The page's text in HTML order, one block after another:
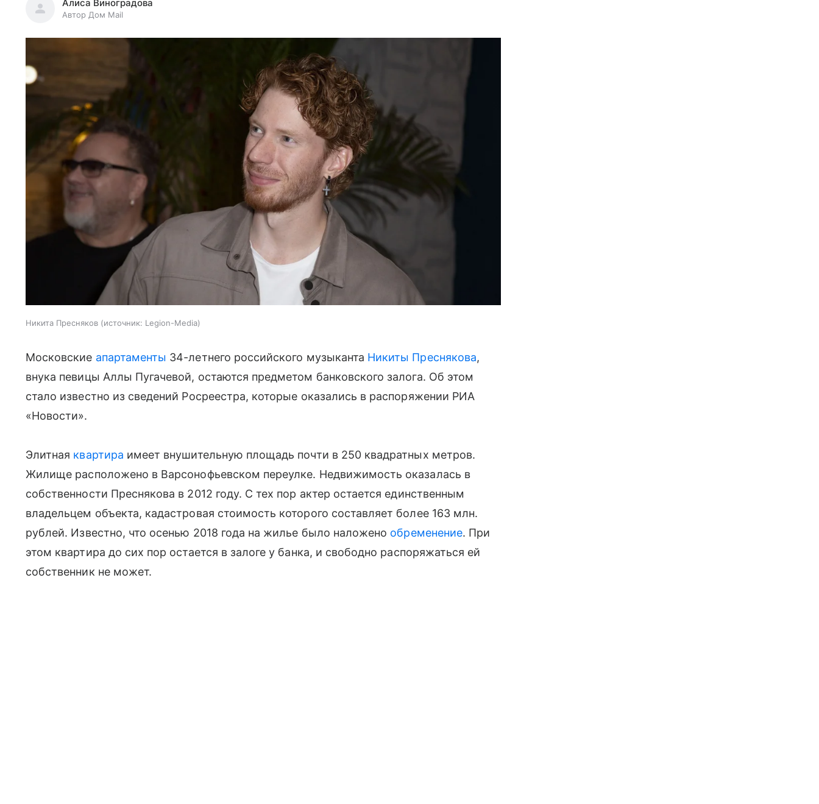
Алиса Виноградова
Автор Дом Mail
Никита Пресняков источник: Legion-Media
Московские апартаменты 34-летнего российского музыканта Никиты Преснякова,
внука певицы Аллы Пугачевой, остаются предметом банковского залога. Об этом
стало известно из сведений Росреестра, которые оказались в распоряжении РИА
«Новости».
Элитная квартира имеет внушительную площадь почти в 250 квадратных метров.
Жилище расположено в Варсонофьевском переулке. Недвижимость оказалась в
собственности Преснякова в 2012 году. С тех пор актер остается единственным
владельцем объекта, кадастровая стоимость которого составляет более 163 млн.
рублей. Известно, что осенью 2018 года на жилье было наложено обременение. При
этом квартира до сих пор остается в залоге у банка, и свободно распоряжаться ей
собственник не может.